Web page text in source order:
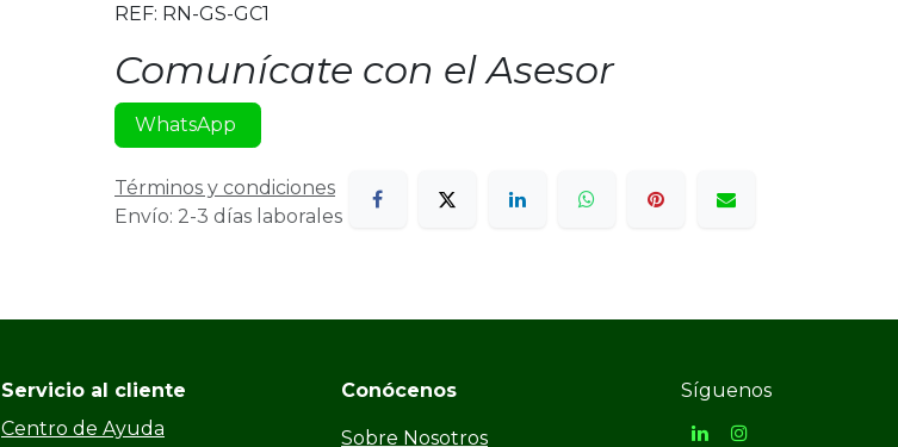
REF: RN-GS-GC1
Comunícate con el Asesor
WhatsApp
Términos y condiciones
Envío: 2-3 días laborales
Servicio al cliente
Centro de Ayuda
Conócenos
Sobre Nosotros
Síguenos